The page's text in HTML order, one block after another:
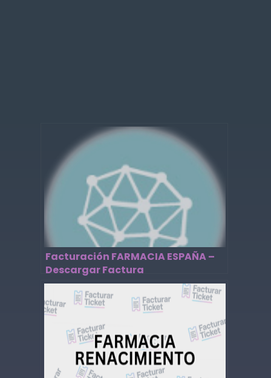
Facturación FARMACIA ESPAÑA –
Descargar Factura